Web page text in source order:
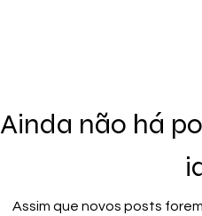
Ainda não há
Assim que novos posts